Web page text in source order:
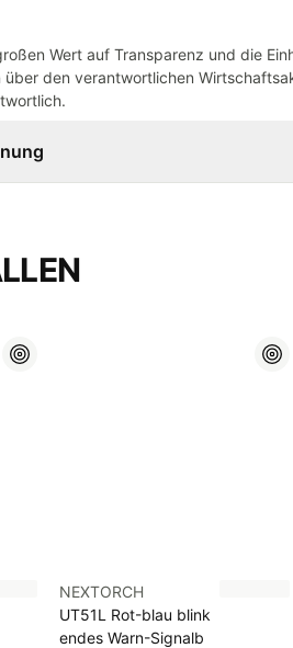
Wert auf Transparenz und die
den verantwortlichen
NEXTORCH
UT51L Rot-blau blink
endes Warn-Signalb